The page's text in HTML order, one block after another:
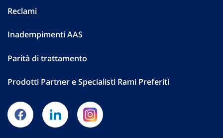
Reclami
Inadempimenti AAS
Parità di trattamento
Prodotti Partner e Specialisti Rami Preferiti